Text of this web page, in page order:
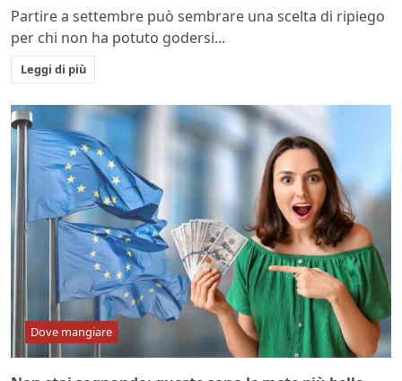
Partire a settembre può sembrare una scelta di ripiego
per chi non ha potuto godersi...
Leggi di più
Dove mangiare